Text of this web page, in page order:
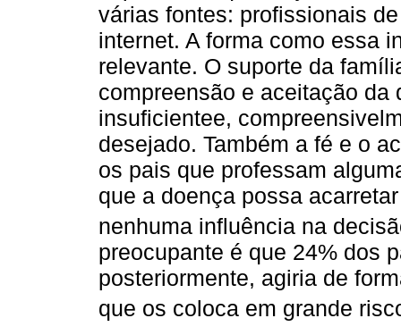
várias fontes: profissionais
internet. A forma como essa
relevante. O suporte da
compreensão e aceitação da
insuficientee,
desejado. Também a fé e o
os pais que professam
que a doença possa
nenhuma influência na
preocupante é que 24% dos
posteriormente, agiria de
que os coloca em grande